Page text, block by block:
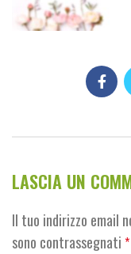
LASCIA UN
Il tuo indirizzo email
sono contrassegnati *